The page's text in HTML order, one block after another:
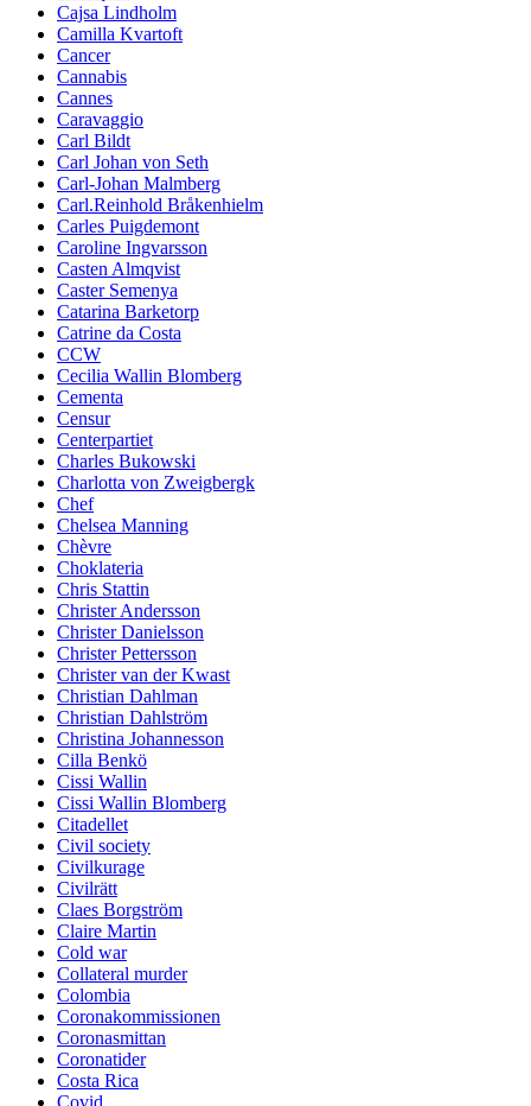
Cajsa Lindholm
Camilla Kvartoft
Cancer
Cannabis
Cannes
Caravaggio
Carl Bildt
Carl Johan von Seth
Carl-Johan Malmberg
Carl.Reinhold Bråkenhielm
Carles Puigdemont
Caroline Ingvarsson
Casten Almqvist
Caster Semenya
Catarina Barketorp
Catrine da Costa
CCW
Cecilia Wallin Blomberg
Cementa
Censur
Centerpartiet
Charles Bukowski
Charlotta von Zweigbergk
Chef
Chelsea Manning
Chèvre
Choklateria
Chris Stattin
Christer Andersson
Christer Danielsson
Christer Pettersson
Christer van der Kwast
Christian Dahlman
Christian Dahlström
Christina Johannesson
Cilla Benkö
Cissi Wallin
Cissi Wallin Blomberg
Citadellet
Civil society
Civilkurage
Civilrätt
Claes Borgström
Claire Martin
Cold war
Collateral murder
Colombia
Coronakommissionen
Coronasmittan
Coronatider
Costa Rica
Covid